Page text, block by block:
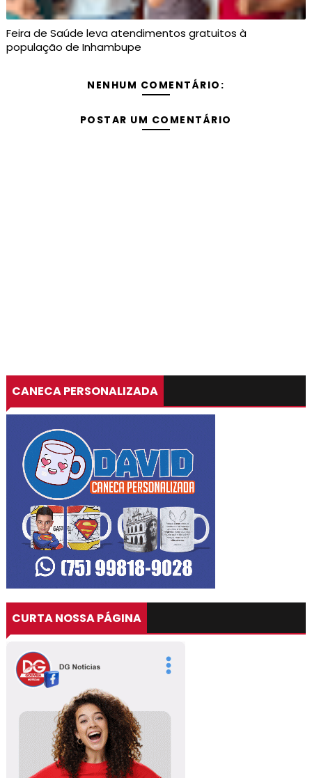
Feira de Saúde leva atendimentos gratuitos à
população de Inhambupe
NENHUM COMENTÁRIO:
POSTAR UM COMENTÁRIO
CANECA PERSONALIZADA
CURTA NOSSA PÁGINA